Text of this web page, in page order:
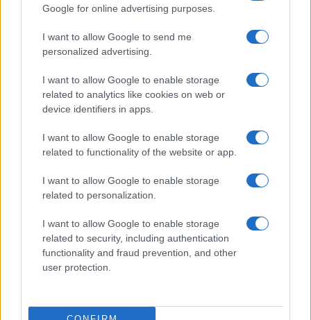
Google for online advertising purposes.
I want to allow Google to send me
personalized advertising.
I want to allow Google to enable storage
related to analytics like cookies on web or
device identifiers in apps.
I want to allow Google to enable storage
related to functionality of the website or app.
I want to allow Google to enable storage
related to personalization.
I want to allow Google to enable storage
related to security, including authentication
functionality and fraud prevention, and other
user protection.
Secondo quanto riferito dall’avvocato di Davide
ricondurre alla “gogna mediatica” a cui il suo
assistito è stato sottoposto in seguito all’accaduto.
richiesto un aumento della sorveglianza per
proteggere il suo cliente e la sua compagna dalle
minacce e dall’ulteriore pressione esercitata dal
pubblico.
Dopo i fatti di due giorni fa, è stato disposto un
servizio di vigilanza costante alla casa della
coppia. Vigilano i carabinieri mentre i colleghi
punitivo.